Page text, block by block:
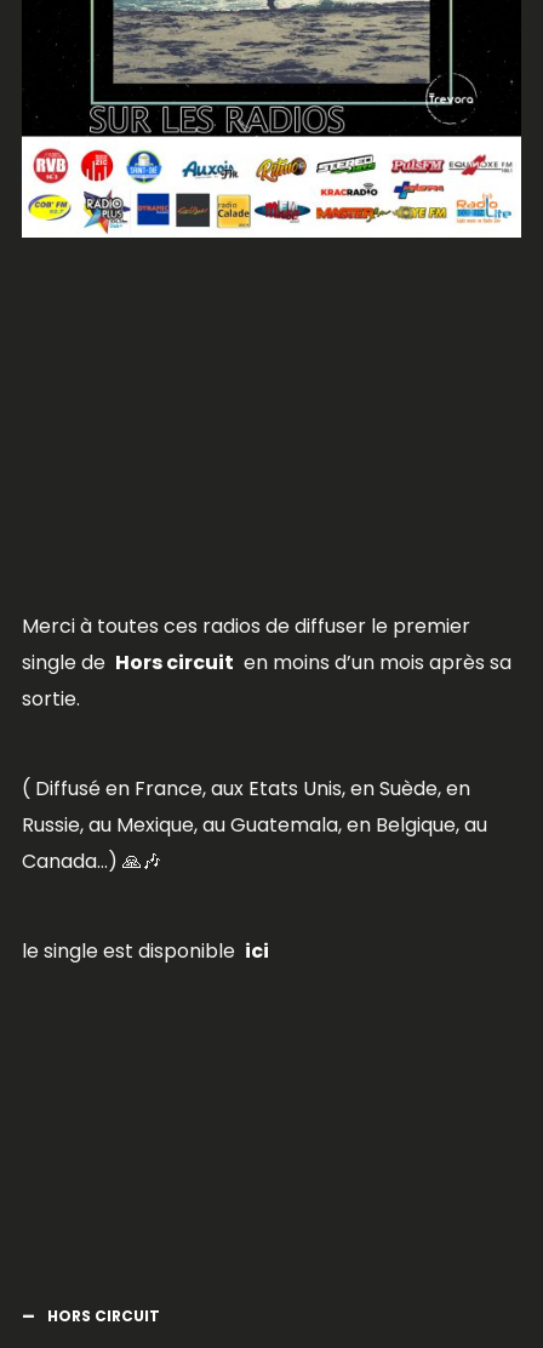
Merci à toutes ces radios de diffuser le premier
single de Hors circuit en moins d’un mois après sa
sortie.
( Diffusé en France, aux Etats Unis, en Suède, en
Russie, au Mexique, au Guatemala, en Belgique, au
Canada…) 🙏🎶
le single est disponible ici
HORS CIRCUIT